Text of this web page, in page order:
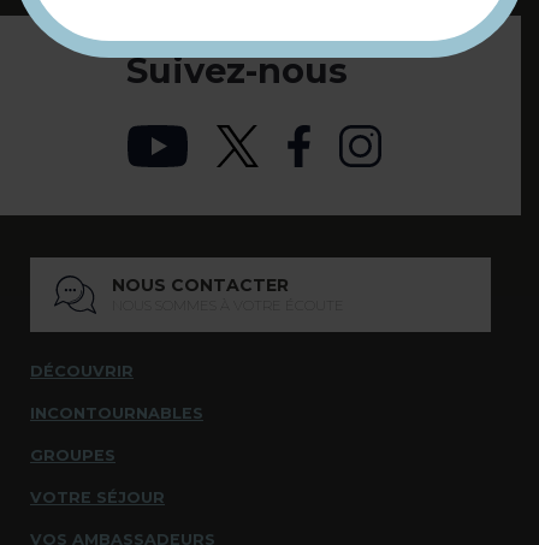
Suivez-nous
NOUS CONTACTER
DÉCOUVRIR
INCONTOURNABLES
GROUPES
VOTRE SÉJOUR
VOS AMBASSADEURS